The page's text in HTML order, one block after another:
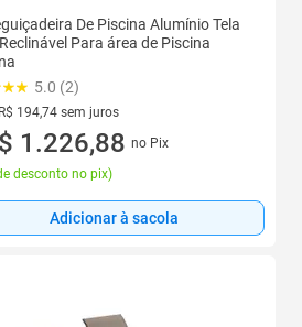
De Piscina Alumínio Tela
Para área de Piscina
5.0 (2)
194,74 sem juros
R$ 194,74 sem juros
1.226,88 no Pix
desconto no pix)
Adicionar à sacola